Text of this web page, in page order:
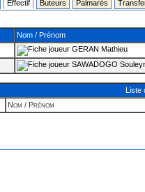
Effectif Buteurs Palmarès
Nom / Prénom
GERAN Mathieu
SAWADOGO
Liste
Nom / Prénom